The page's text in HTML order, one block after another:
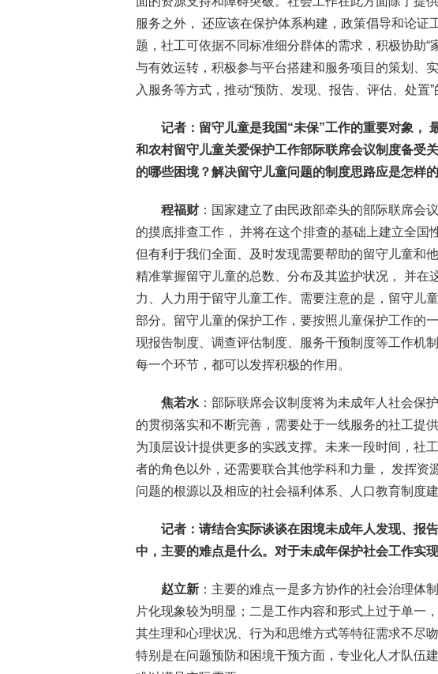
服务之外， 还应该在保护体系构建，政策倡导和论证
题，社工可依据不同标准细分群体的需求，积极协助“
与有效运转，积极参与平台搭建和服务项目的策划、
入服务等方式，推动“预防、发现、报告、评估、处置
记者：留守儿童是我国“未保”工作的重要对象，
和农村留守儿童关爱保护工作部际联席会议制度备受
的哪些困境？解决留守儿童问题的制度思路应是怎样
程福财 ：国家建立了由民政部牵头的部际联席会
的摸底排查工作， 并将在这个排查的基础上建立全国
但有利于我们全面、及时发现需要帮助的留守儿童和
精准掌握留守儿童的总数、分布及其监护状况， 并在
力、人力用于留守儿童工作。需要注意的是，留守儿
部分。留守儿童的保护工作，要按照儿童保护工作的
现报告制度、调查评估制度、服务干预制度等工作机
每一个环节，都可以发挥积极的作用。
焦若水 ：部际联席会议制度将为未成年人社会保
的贯彻落实和不断完善，需要处于一线服务的社工提
为顶层设计提供更多的实践支撑。未来一段时间，社
者的角色以外，还需要联合其他学科和力量， 发挥资
问题的根源以及相应的社会福利体系、人口教育制度
记者：请结合实际谈谈在困境未成年人发现、报
中，主要的难点是什么。对于未成年保护社会工作实
赵立新 ：主要的难点一是多方协作的社会治理体
片化现象较为明显；二是工作内容和形式上过于单一
其生理和心理状况、行为和思维方式等特征需求不尽
特别是在问题预防和困境干预方面，专业化人才队伍